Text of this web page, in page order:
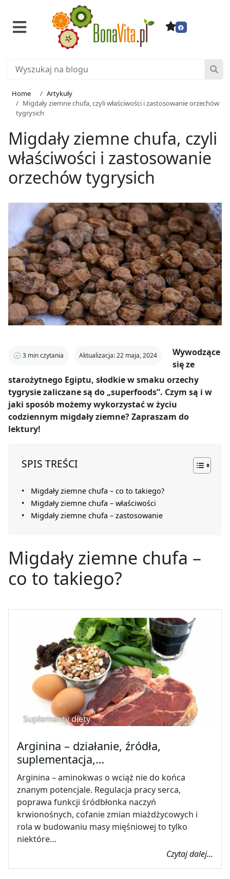
Home
Artykuły
Migdały ziemne chufa, czyli właściwości i zastosowanie orzechów
tygrysich
Migdały ziemne chufa, czyli
właściwości i zastosowanie
orzechów tygrysich
🕣 3 min czytania Aktualizacja: 22 maja, 2024
Wywodzące
się ze
starożytnego Egiptu, słodkie w smaku orzechy
tygrysie zaliczane są do „superfoods”. Czym są i w
jaki sposób możemy wykorzystać w życiu
codziennym migdały ziemne? Zapraszam do
lektury!
SPIS TREŚCI
Migdały ziemne chufa – co to takiego?
Migdały ziemne chufa – właściwości
Migdały ziemne chufa – zastosowanie
Migdały ziemne chufa –
co to takiego?
Suplementy diety
Arginina – działanie, źródła,
suplementacja,…
Arginina – aminokwas o wciąż nie do końca
znanym potencjale. Regulacja pracy serca,
poprawa funkcji śródbłonka naczyń
krwionośnych, cofanie zmian miażdżycowych i
rola w budowaniu masy mięśniowej to tylko
niektóre…
Czytaj dalej...